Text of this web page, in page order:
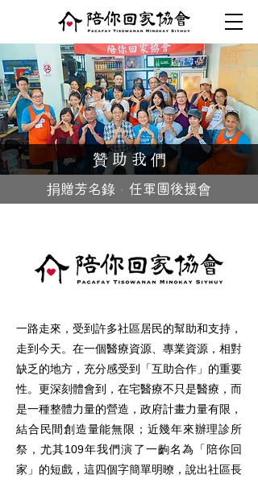
贊 助 我 們
捐贈芳名錄 ． 任軍團後援會
一路走來，受到許多社區居民的幫助和支持，
走到今天。在一個醫療資源、專業資源，相對
缺乏的地方，充分感受到「互助合作」的重要
性。更深刻體會到，在宅醫療不只是醫療，而
是一種整體力量的營造，政府計畫力量有限，
結合民間創造量能無限；近幾年來辦理診所
祭，尤其109年我們演了一齣名為「陪你回
家」的短戲，這四個字簡單明暸，說出社區長